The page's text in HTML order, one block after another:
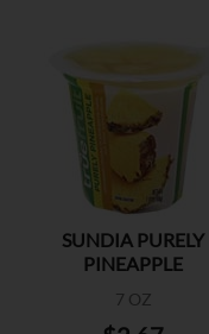
SUNDIA PURELY
PINEAPPLE
7 OZ